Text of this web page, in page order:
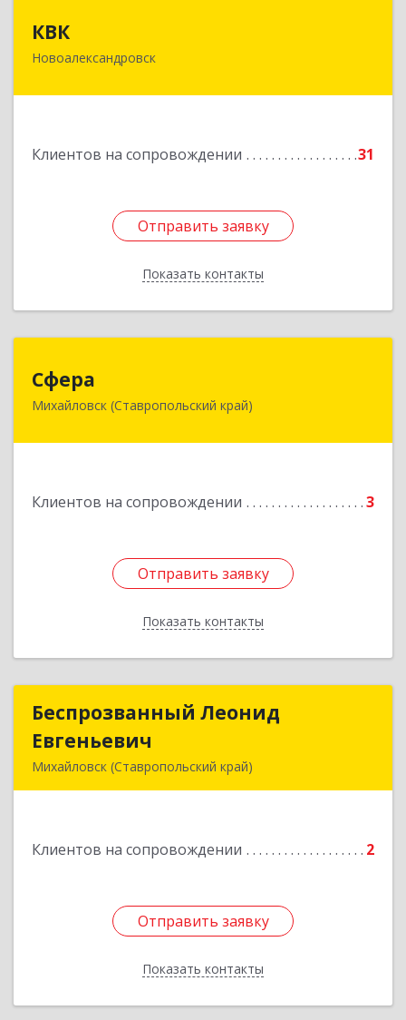
КВК
Новоалександровск
Клиентов на сопровождении 31
Отправить заявку
Показать контакты
Подробнее
Отправить заявку
Назад
Сфера
Михайловск (Ставропольский край)
Клиентов на сопровождении 3
Отправить заявку
Показать контакты
356240, Ставропольский край, Шпаковский р-
Подробнее
Отправить заявку
Назад
Беспрозванный Леонид
Евгеньевич
Михайловск (Ставропольский край)
Клиентов на сопровождении 2
Отправить заявку
Показать контакты
Беспрозванный Леонид
Отправить заявку
Назад